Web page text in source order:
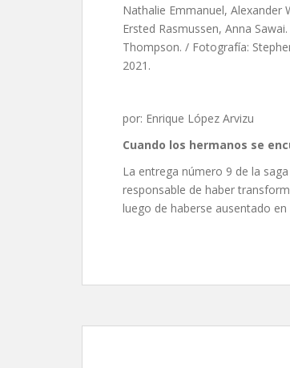
Nathalie Emmanuel, Alexander
Ersted Rasmussen, Anna
Thompson. / Fotografía:
2021.
por: Enrique López Arvizu
Cuando los hermanos se
La entrega número 9 de la
responsable de haber
luego de haberse ausentado